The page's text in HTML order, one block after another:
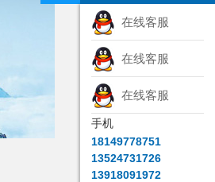
在线客服
在线客服
在线客服
手机
18149778751
13524731726
13918091972